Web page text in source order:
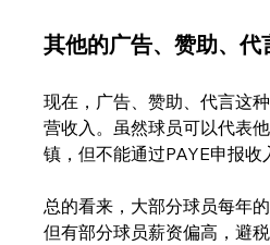
其他的广告、赞助、代
现在，广告、赞助、代言这
营收入。虽然球员可以代表
镇，但不能通过PAYE申报收
总的看来，大部分球员每年
但有部分球员薪资偏高，避